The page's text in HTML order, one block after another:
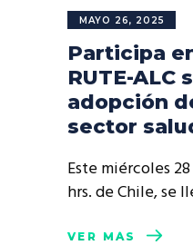
MAYO 26, 2025
Participa
RUTE-ALC
adopción
sector
Este miércoles 28
hrs. de Chile, se
VER MÁS